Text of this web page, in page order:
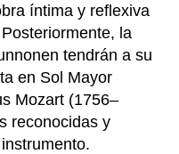
íntima y reflexiva
la
tendrán a su
en Sol Mayor
Mozart (1756–
reconocidas y